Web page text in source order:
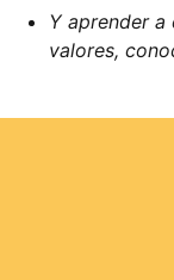
Y aprender a
valores,